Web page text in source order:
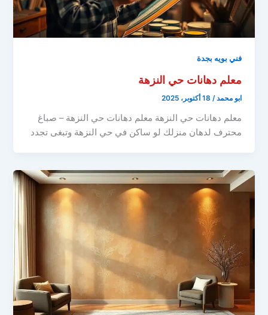
فني بويه بجدة
معلم دهانات حي النزهة
ابو محمد/ 18 أكتوبر، 2025
معلم دهانات حي النزهة معلم دهانات حي النزهة – صباغ
محترف لدهان منزلك لو ساكن في حي النزهة وتبغى تجدد